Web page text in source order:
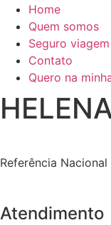
Home
Quem somos
Seguro viagem
Contato
Quero na
Referência
Atendimento